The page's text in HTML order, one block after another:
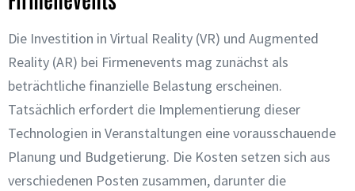
Die Investition in Virtual Reality (VR) und Augmented
Reality (AR) bei Firmenevents mag zunächst als
beträchtliche finanzielle Belastung erscheinen.
Tatsächlich erfordert die Implementierung dieser
Technologien in Veranstaltungen eine vorausschauende
Planung und Budgetierung. Die Kosten setzen sich aus
verschiedenen Posten zusammen, darunter die